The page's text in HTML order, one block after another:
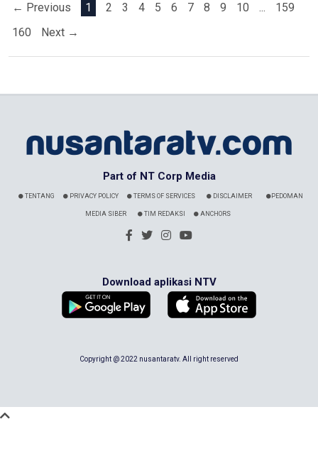
← Previous 1 2 3 4 5 6 7 8 9 10 ...
159
160
Next →
Part of NT Corp Media
TENTANG PRIVACY POLICY TERMS OF SERVICES DISCLAIMER PEDOMAN
MEDIA SIBER TIM REDAKSI ANCHORS
Download aplikasi NTV
Copyright @ 2022 nusantaratv. All right reserved